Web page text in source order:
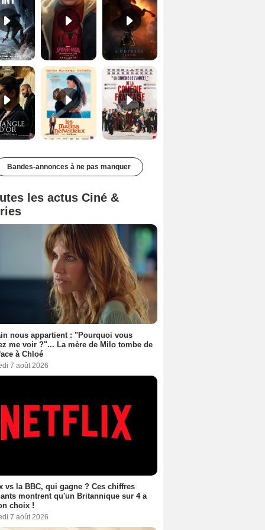
Le Triangle d'or Bande-annonce VF De la Comédie-Française Teaser VF
Bandes-annonces à ne pas manquer
les actus Ciné &
nous appartient : "Pourquoi vous
me voir ?"... La mère de Milo tombe de
à Chloé
7 août 2026
vs la BBC, qui gagne ? Ces chiffres
montrent qu'un Britannique sur 4 a
choix !
7 août 2026